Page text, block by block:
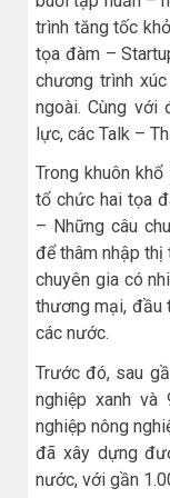
trình tăng tốc
tọa đàm –
chương trình
ngoài. Cùng với
lực, các Talk –
Trong khuôn
tổ chức hai tọa
– Những câu
để thâm nhập
chuyên gia có
thương mại, đầu
các nước.
Trước đó, sau
nghiệp xanh
nghiệp nông
đã xây dựng
nước, với gần